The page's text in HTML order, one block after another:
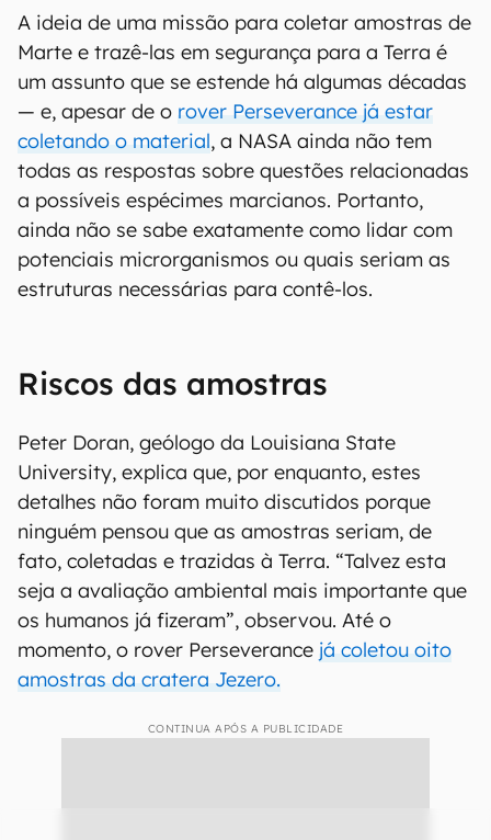
A ideia de uma missão para coletar amostras de
Marte e trazê-las em segurança para a Terra é
um assunto que se estende há algumas décadas
— e, apesar de o rover Perseverance já estar
coletando o material, a NASA ainda não tem
todas as respostas sobre questões relacionadas
a possíveis espécimes marcianos. Portanto,
ainda não se sabe exatamente como lidar com
potenciais microrganismos ou quais seriam as
estruturas necessárias para contê-los.
Riscos das amostras
Peter Doran, geólogo da Louisiana State
University, explica que, por enquanto, estes
detalhes não foram muito discutidos porque
ninguém pensou que as amostras seriam, de
fato, coletadas e trazidas à Terra. “Talvez esta
seja a avaliação ambiental mais importante que
os humanos já fizeram”, observou. Até o
momento, o rover Perseverance já coletou oito
amostras da cratera Jezero.
CONTINUA APÓS A PUBLICIDADE